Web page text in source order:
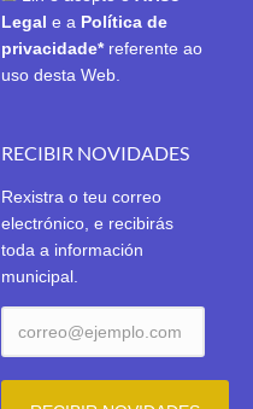
Legal e a Política de
privacidade* referente ao
uso desta Web.
RECIBIR NOVIDADES
Rexistra o teu correo
electrónico, e recibirás
toda a información
municipal.